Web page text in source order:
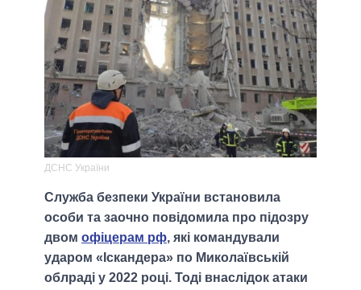
ДСНС України
Служба безпеки України встановила
особи та заочно повідомила про підозру
двом офіцерам рф, які командували
ударом «Іскандера» по Миколаївській
облраді у 2022 році. Тоді внаслідок атаки